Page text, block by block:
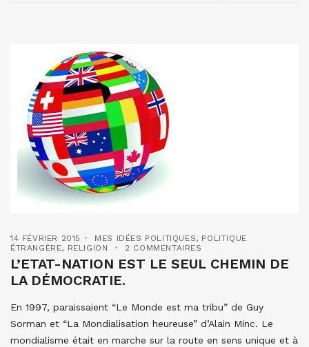
14 FÉVRIER 2015 MES IDÉES POLITIQUES, POLITIQUE
ÉTRANGÈRE, RELIGION 2 COMMENTAIRES
L’ETAT-NATION EST LE SEUL CHEMIN DE
LA DÉMOCRATIE.
En 1997, paraissaient “Le Monde est ma tribu” de Guy
Sorman et “La Mondialisation heureuse” d’Alain Minc. Le
mondialisme était en marche sur la route en sens unique et à